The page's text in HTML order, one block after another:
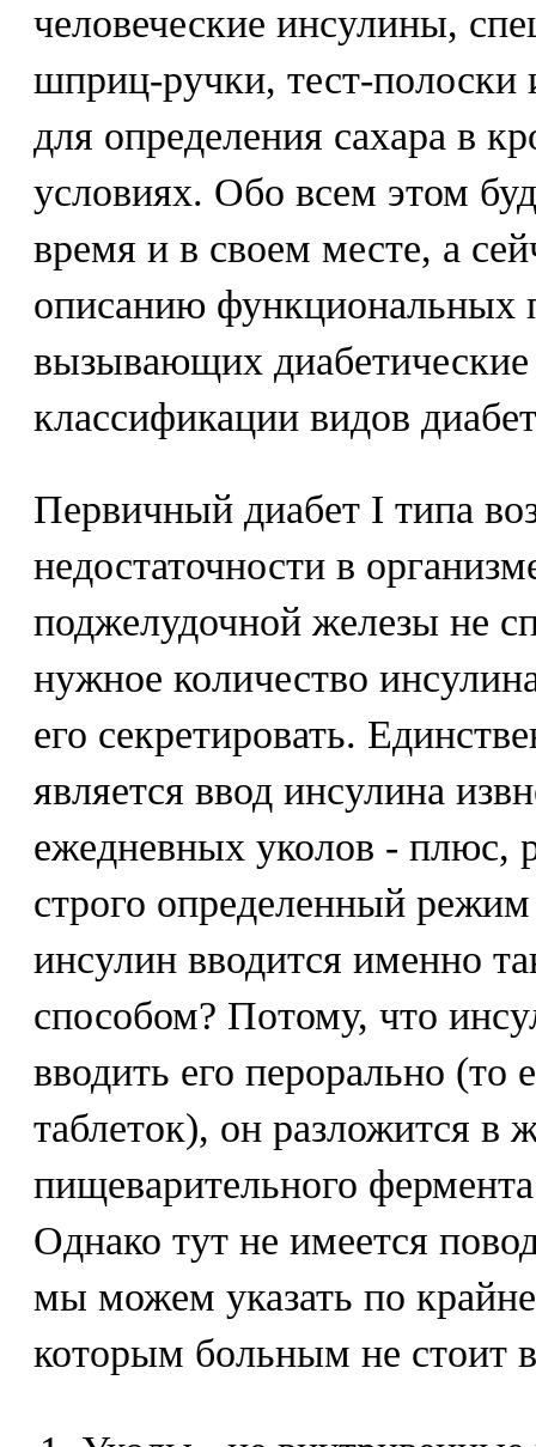
человеческие инсулины,
шприц-ручки, тест-
для определения сахара в
условиях. Обо всем этом
время и в своем месте, а
описанию функциональных
вызывающих
классификации видов
Первичный диабет I типа
недостаточности в
поджелудочной железы не
нужное количество
его секретировать.
является ввод инсулина
ежедневных уколов - плюс,
строго определенный
инсулин вводится именно
способом? Потому, что
вводить его перорально (то
таблеток), он разложится в
пищеварительного
Однако тут не имеется
мы можем указать по
которым больным не стоит